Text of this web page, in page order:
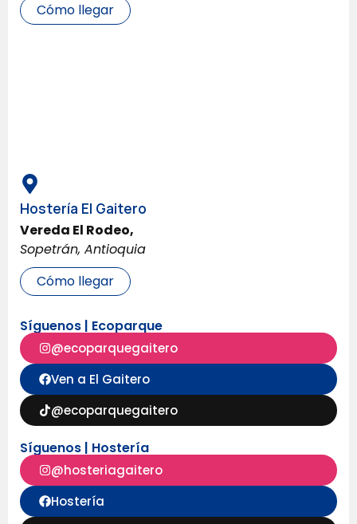
Síguenos | Ecoparque
@ecoparquegaitero
Ven a El Gaitero
@ecoparquegaitero
Síguenos | Hostería
@hosteriagaitero
Hostería
Cómo llegar
Hostería El Gaitero
Vereda El Rodeo,
Sopetrán, Antioquia
Cómo llegar